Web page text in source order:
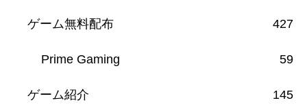
ゲーム無料配布 427
Prime Gaming 59
ゲーム紹介 145